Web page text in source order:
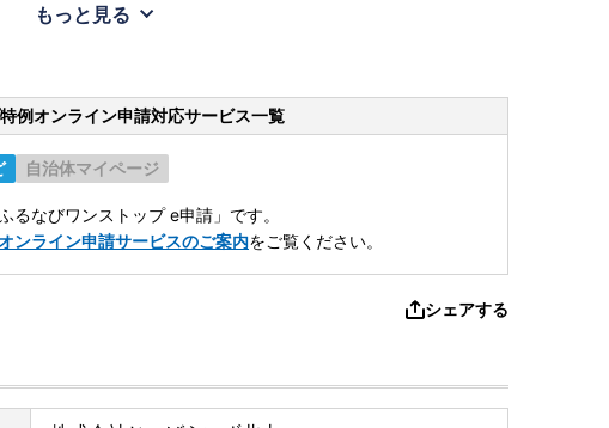
もっと見る
例オンライン申請対応サービス一覧
自治体マイページ
なびワンストップ e申請」です。
ンライン申請サービスのご案内をご覧ください。
シェアする